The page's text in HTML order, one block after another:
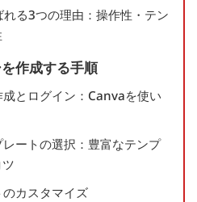
る3つの理由：操作性・テン
作成する手順
とログイン：Canvaを使い
ートの選択：豊富なテンプ
カスタマイズ